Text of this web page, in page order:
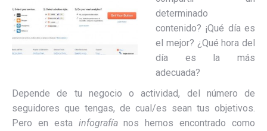
determinado
contenido? ¡Qué día es
el mejor? ¿Qué hora del
día es la más
adecuada?
Depende de tu negocio o actividad, del número de
seguidores que tengas, de cual/es sean tus objetivos.
Pero en esta infografíanos hemos encontrado como